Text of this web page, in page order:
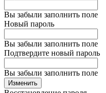
Вы забыли заполнить поле
Новый пароль
Вы забыли заполнить поле
Подтвердите новый пароль
Вы забыли заполнить поле
Изменить